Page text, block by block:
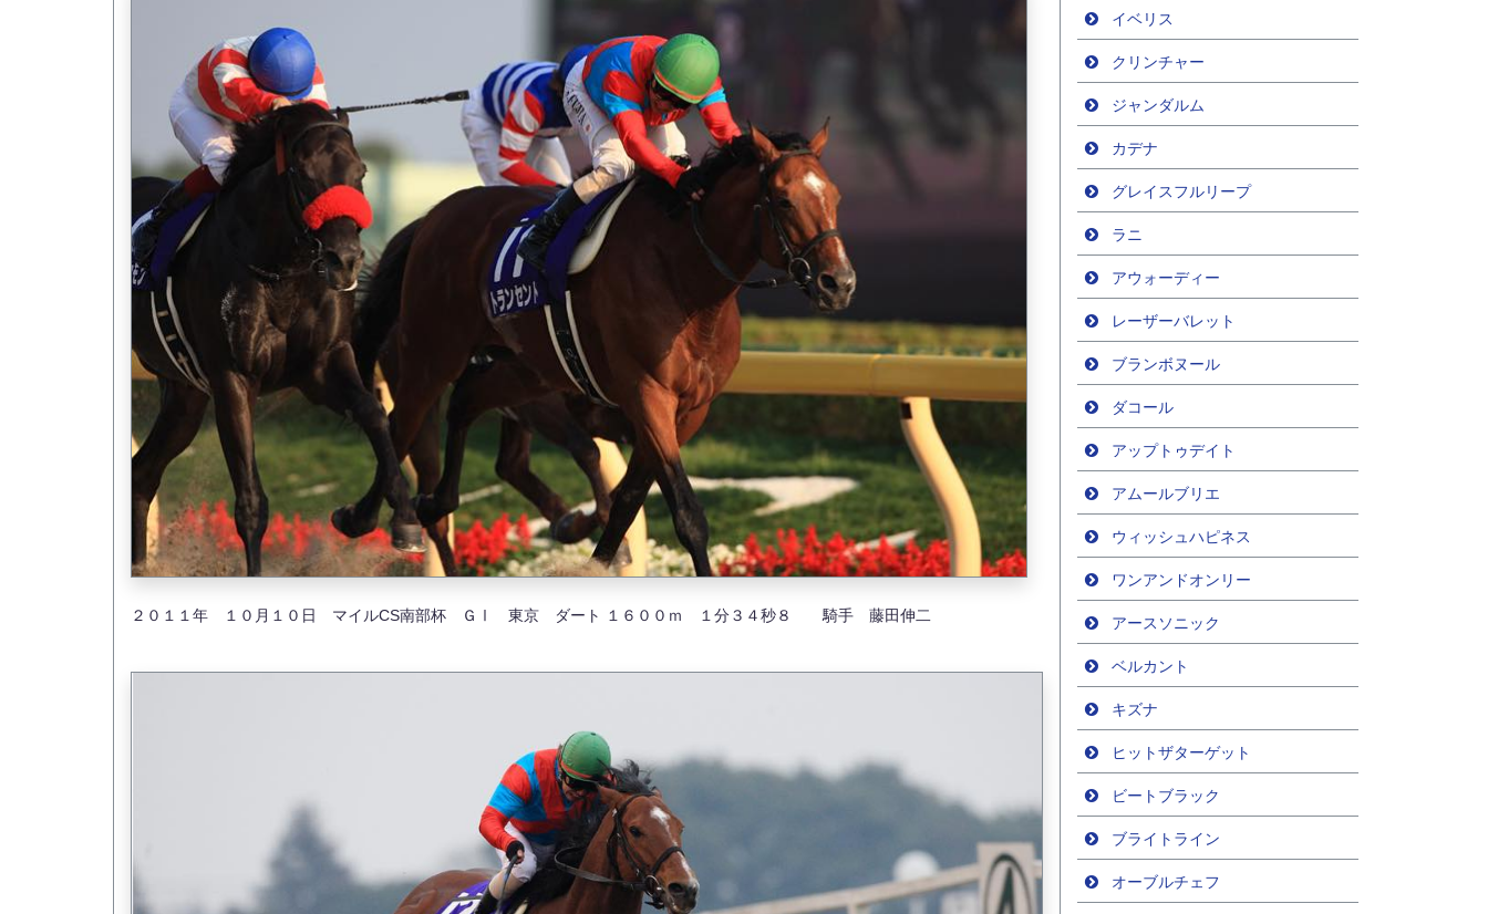
２０１１年 １０月１０日 マイルCS南部杯 ＧⅠ 東京 ダート １６００ｍ １分３４秒８ 騎手 藤田伸二
イベリス
クリンチャー
ジャンダルム
カデナ
グレイスフルリープ
ラニ
アウォーディー
レーザーバレット
ブランボヌール
ダコール
アップトゥデイト
アムールブリエ
ウィッシュハピネス
ワンアンドオンリー
アースソニック
ベルカント
キズナ
ヒットザターゲット
ビートブラック
ブライトライン
オーブルチェフ